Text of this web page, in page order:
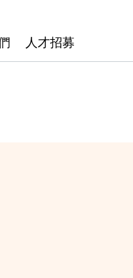
人才招募